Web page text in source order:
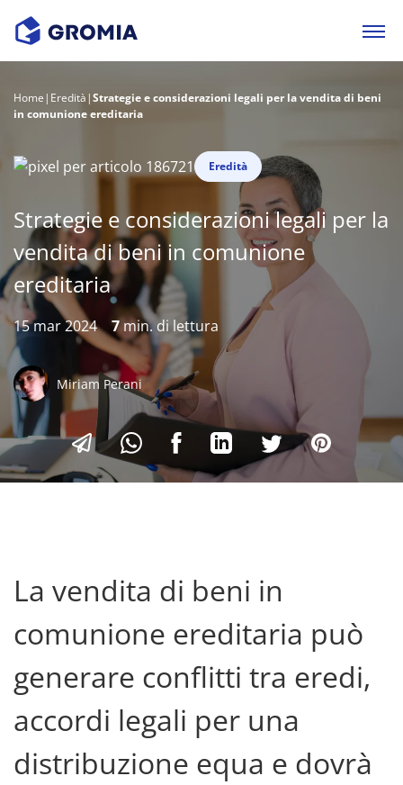
Home | Eredità |Strategie e considerazioni legali per la vendita di beni
in comunione ereditaria
Eredità
Strategie e considerazioni legali per la
vendita di beni in comunione
ereditaria
15 mar 2024 7min. di lettura
Miriam Perani
La vendita di beni in
comunione ereditaria può
generare conflitti tra eredi,
accordi legali per una
distribuzione equa e dovrà